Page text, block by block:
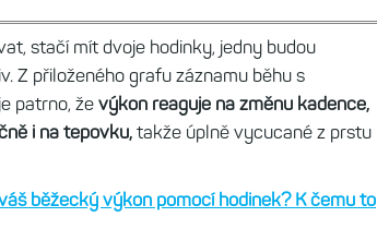
stačí mít dvoje hodinky, jedny budou
Z přiloženého grafu záznamu běhu s
patrno, ževýkon reaguje na změnu kadence,
i na tepovku, takže úplně vycucané z prstu
běžecký výkon pomocí hodinek? K čemu to